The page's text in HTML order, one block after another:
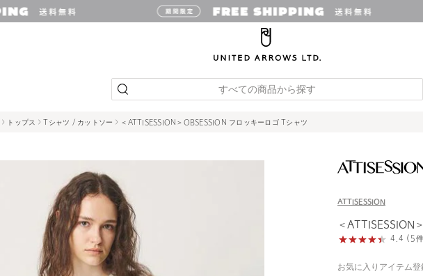
すべての商品から探す
トップス Tシャツ / カットソー ＜ATTISESSION＞OBSESSION フロッキーロゴ Tシャツ
ATTISESSION
＜ATTISESSION
4.4 (5
お気に入りアイテム